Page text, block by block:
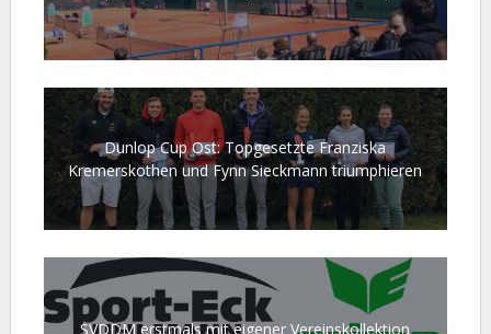
Dunlop Cup Ost: Topgesetzte Franziska
Kremerskothen und Fynn Sieckmann triumphieren
SVDDM erstmals mit eigener Vereinskollektion